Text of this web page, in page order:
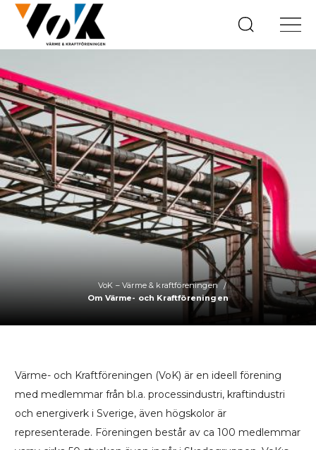
VoK – Värme & kraftföreningen
Om Värme- och Kraftföreningen
Värme- och Kraftföreningen (VoK) är en ideell förening
med medlemmar från bl.a. processindustri, kraftindustri
och energiverk i Sverige, även högskolor är
representerade. Föreningen består av ca 100 medlemmar